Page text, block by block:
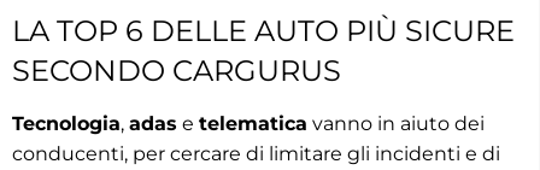
LA TOP 6 DELLE AUTO PIÙ SICURE
SECONDO CARGURUS
Tecnologia, adas e telematica vanno in aiuto dei
conducenti, per cercare di limitare gli incidenti e di